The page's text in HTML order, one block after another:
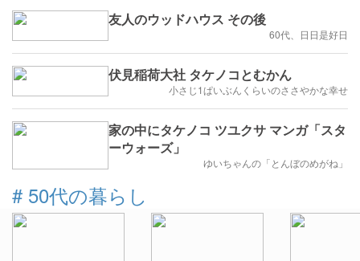
友人のウッドハウス その後
60代、日日是好日
伏見稲荷大社 タケノコとむかん
小さじ1ぱいぶんくらいのささやかな幸せ
家の中にタケノコ ツユクサ マンガ「スタ
ーウォーズ」
ゆいちゃんの「とんぼのめがね」
# 50代の暮らし